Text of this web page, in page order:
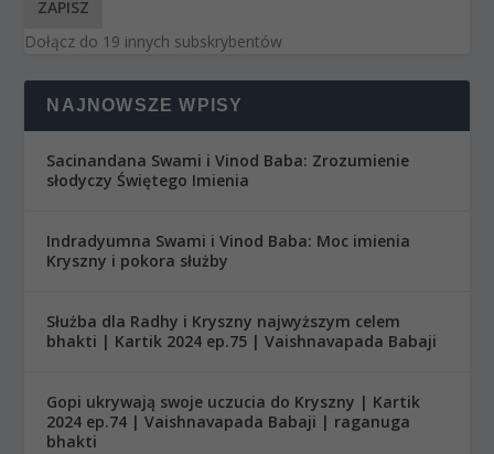
ZAPISZ
Dołącz do 19 innych subskrybentów
NAJNOWSZE WPISY
Sacinandana Swami i Vinod Baba: Zrozumienie
słodyczy Świętego Imienia
Indradyumna Swami i Vinod Baba: Moc imienia
Kryszny i pokora służby
Służba dla Radhy i Kryszny najwyższym celem
bhakti | Kartik 2024 ep.75 | Vaishnavapada Babaji
Gopi ukrywają swoje uczucia do Kryszny | Kartik
2024 ep.74 | Vaishnavapada Babaji | raganuga
bhakti